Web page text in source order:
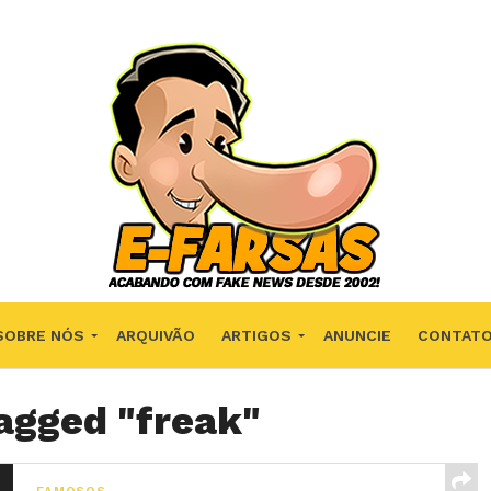
NÓS ARQUIVÃO ARTIGOS ANUNCIE CONTATO
"freak"